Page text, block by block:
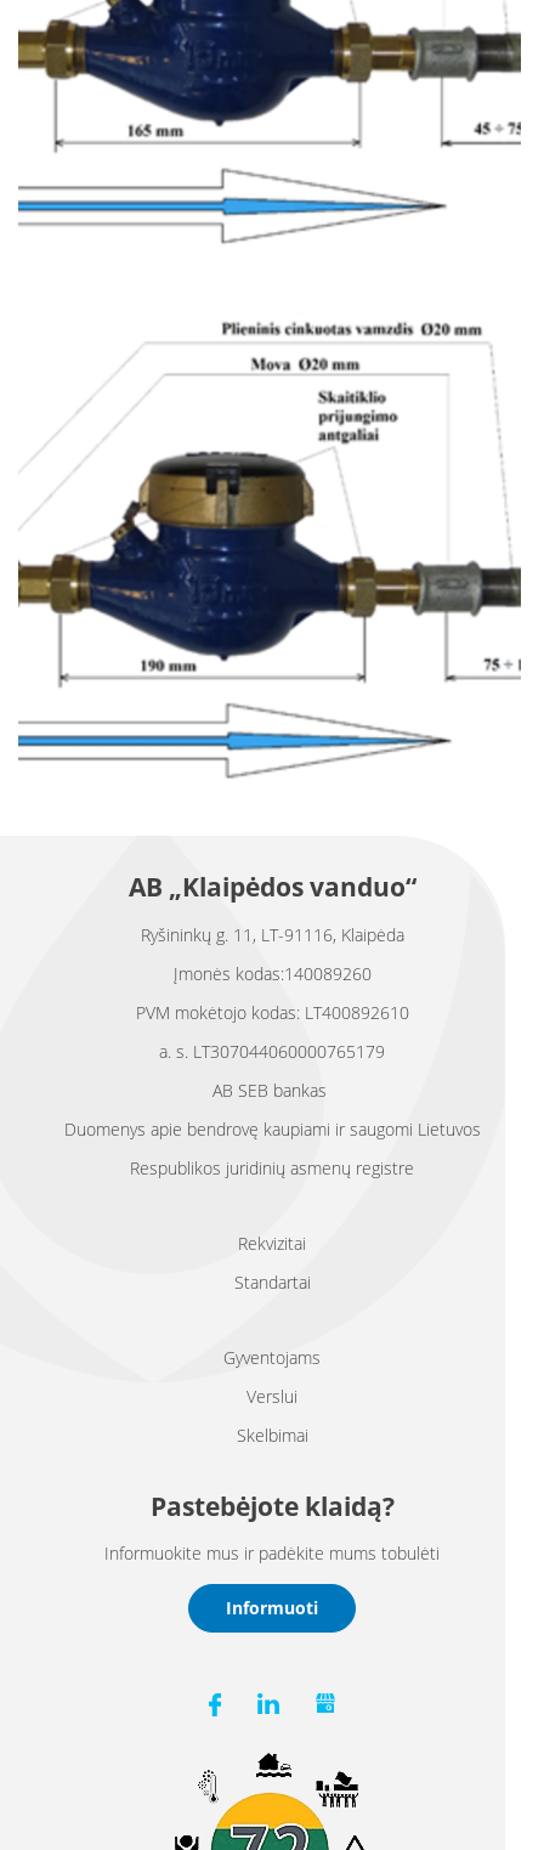
AB „Klaipėdos vanduo“
Ryšininkų g. 11, LT-91116, Klaipėda
Įmonės kodas:140089260
PVM mokėtojo kodas: LT400892610
a. s. LT307044060000765179
AB SEB bankas
Duomenys apie bendrovę kaupiami ir saugomi Lietuvos
Respublikos juridinių asmenų registre
Rekvizitai
Standartai
Gyventojams
Verslui
Skelbimai
Pastebėjote klaidą?
Informuokite mus ir padėkite mums tobulėti
Informuoti